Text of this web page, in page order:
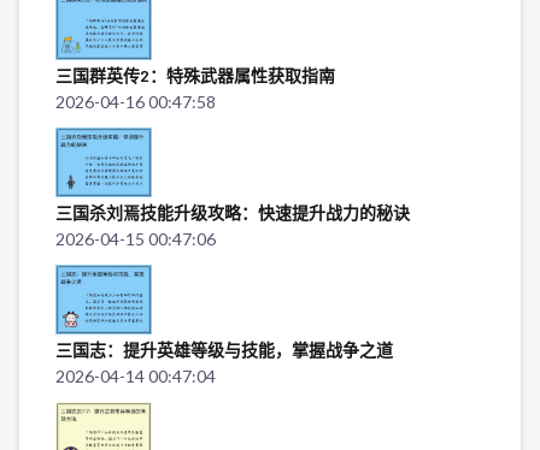
三国群英传2：特殊武器属性获取指南
2026-04-16 00:47:58
三国杀刘焉技能升级攻略：快速提升战力的秘诀
2026-04-15 00:47:06
三国志：提升英雄等级与技能，掌握战争之道
2026-04-14 00:47:04